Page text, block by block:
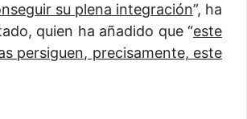
su plena integración”, ha
quien ha añadido que “este
persiguen, precisamente, este